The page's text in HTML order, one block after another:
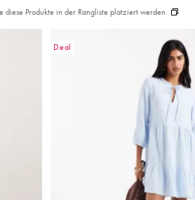
diese Produkte in der Rangliste platziert werden
Deal